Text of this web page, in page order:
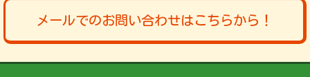
メールでのお問い合わせはこちらから！